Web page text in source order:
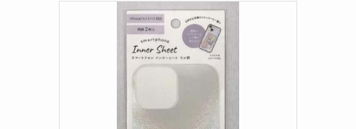
【100均】ダイソー/
セリア等でテントロ
ープ用LEDライトは
買える？人気アイテ
ムと選び方のコツを
解説！